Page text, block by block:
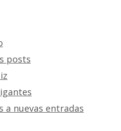
posts
a nuevas entradas